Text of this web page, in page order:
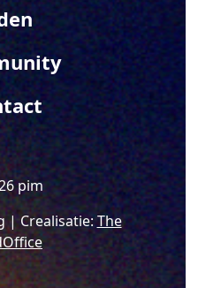
pim
| Crealisatie:The